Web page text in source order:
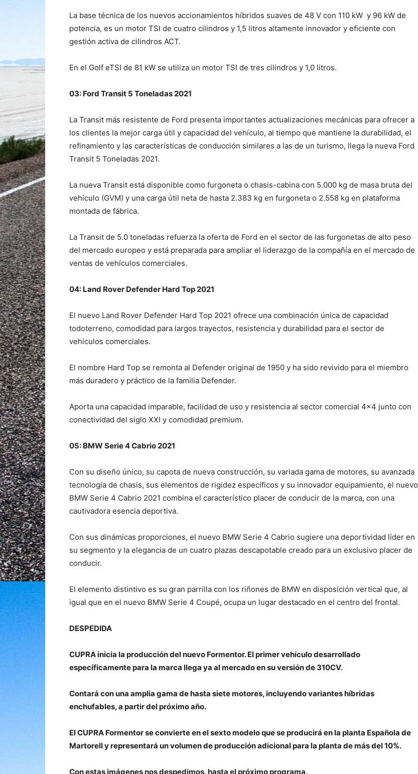
La base técnica de los nuevos accionamientos híbridos suaves de 48 V con 110 kW y 96 kW de
potencia, es un motor TSI de cuatro cilindros y 1,5 litros altamente innovador y eficiente con
gestión activa de cilindros ACT.
En el Golf eTSI de 81 kW se utiliza un motor TSI de tres cilindros y 1,0 litros.
03: Ford Transit 5 Toneladas 2021
La Transit más resistente de Ford presenta importantes actualizaciones mecánicas para ofrecer a
los clientes la mejor carga útil y capacidad del vehículo, al tiempo que mantiene la durabilidad, el
refinamiento y las características de conducción similares a las de un turismo, llega la nueva Ford
Transit 5 Toneladas 2021.
La nueva Transit está disponible como furgoneta o chasis-cabina con 5.000 kg de masa bruta del
vehículo (GVM) y una carga útil neta de hasta 2.383 kg en furgoneta o 2.558 kg en plataforma
montada de fábrica.
La Transit de 5.0 toneladas refuerza la oferta de Ford en el sector de las furgonetas de alto peso
del mercado europeo y está preparada para ampliar el liderazgo de la compañía en el mercado de
ventas de vehículos comerciales.
04: Land Rover Defender Hard Top 2021
El nuevo Land Rover Defender Hard Top 2021 ofrece una combinación única de capacidad
todoterreno, comodidad para largos trayectos, resistencia y durabilidad para el sector de
vehículos comerciales.
El nombre Hard Top se remonta al Defender original de 1950 y ha sido revivido para el miembro
más duradero y práctico de la familia Defender.
Aporta una capacidad imparable, facilidad de uso y resistencia al sector comercial 4×4 junto con
conectividad del siglo XXI y comodidad premium.
05: BMW Serie 4 Cabrio 2021
Con su diseño único, su capota de nueva construcción, su variada gama de motores, su avanzada
tecnología de chasis, sus elementos de rigidez específicos y su innovador equipamiento, el nuevo
BMW Serie 4 Cabrio 2021 combina el característico placer de conducir de la marca, con una
cautivadora esencia deportiva.
Con sus dinámicas proporciones, el nuevo BMW Serie 4 Cabrio sugiere una deportividad líder en
su segmento y la elegancia de un cuatro plazas descapotable creado para un exclusivo placer de
conducir.
El elemento distintivo es su gran parrilla con los riñones de BMW en disposición vertical que, al
igual que en el nuevo BMW Serie 4 Coupé, ocupa un lugar destacado en el centro del frontal.
DESPEDIDA
CUPRA inicia la producción del nuevo Formentor. El primer vehículo desarrollado
específicamente para la marca llega ya al mercado en su versión de 310CV.
Contará con una amplia gama de hasta siete motores, incluyendo variantes híbridas
enchufables, a partir del próximo año.
El CUPRA Formentor se convierte en el sexto modelo que se producirá en la planta Española de
Martorell y representará un volumen de producción adicional para la planta de más del 10%.
Con estas imágenes nos despedimos, hasta el próximo programa.